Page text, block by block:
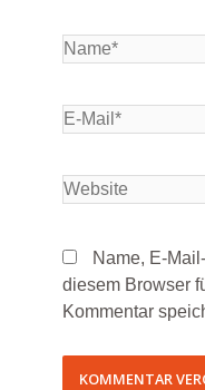
Name, E-
diesem Browser
Kommentar